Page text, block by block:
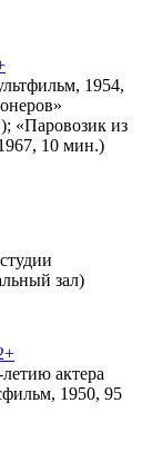
1954,
«Паровозик из
10 мин.)
зал)
актера
1950, 95